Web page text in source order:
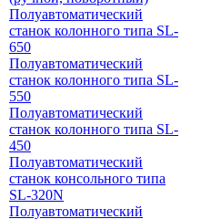
Полуавтоматический
станок колонного типа SL-
650
Полуавтоматический
станок колонного типа SL-
550
Полуавтоматический
станок колонного типа SL-
450
Полуавтоматический
станок консольного типа
SL-320N
Полуавтоматический